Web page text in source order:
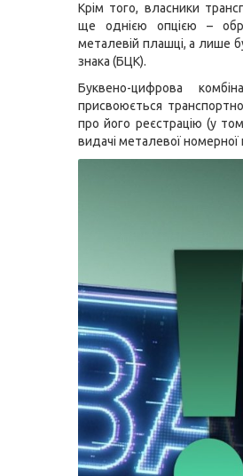
Крім того, власники
ще однією опцією –
металевій плашці, а лише
знака (БЦК).
Буквено-цифрова
присвоюється
про його реєстрацію (у
видачі металевої